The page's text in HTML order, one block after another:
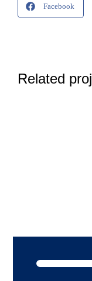
Facebook
Related